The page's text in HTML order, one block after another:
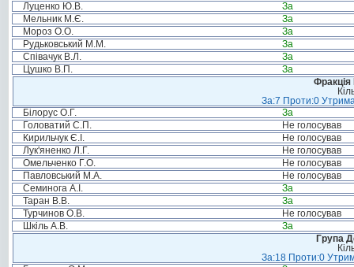
Луценко Ю.В.
За
Мельник М.Є.
За
Мороз О.О.
За
Рудьковський М.М.
За
Співачук В.Л.
За
Цушко В.П.
За
За:7 Проти:0
Білорус О.Г.
За
Головатий С.П.
Не голосував
Кирильчук Є.І.
Не голосував
Лук'яненко Л.Г.
Не голосував
Омельченко Г.О.
Не голосував
Павловський М.А.
Не голосував
Семинога А.І.
За
Таран В.В.
За
Турчинов О.В.
Не голосував
Шкіль А.В.
За
Група
За:18 Проти:0